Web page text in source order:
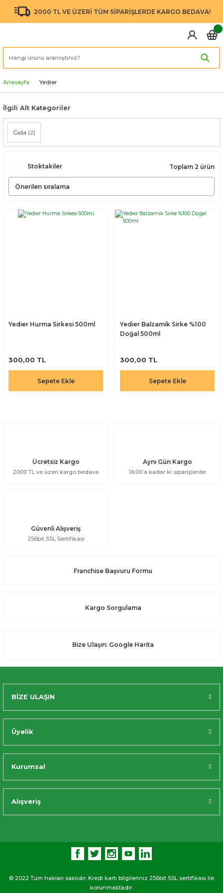
2000 TL VE ÜZERİ TÜM SİPARİŞLERDE KARGO BEDAVA!
Anasayfa Yedier
İlgili Alt Kategoriler
Gıda (2)
Stoktakiler Toplam 2 ürün
Yedier Hurma Sirkesi 500ml
300,00 TL
Sepete Ekle
Yedier Balzamik Sirke %100
Doğal 500ml
300,00 TL
Sepete Ekle
Ücretsiz Kargo
2000 TL ve üzeri kargo bedava
Aynı Gün Kargo
16:00’a kadar ki siparişlerde
Güvenli Alışveriş
256bit SSL Sertifikası
Franchise Başvuru Formu
Kargo Sorgulama
Bize Ulaşın: Google Harita
BİZE ULAŞIN
Üyelik
Kurumsal
Alışveriş
© 2022 Tüm hakları saklıdır. Kredi kartı bilgileriniz 256bit SSL sertifikası ile
korunmaktadır.